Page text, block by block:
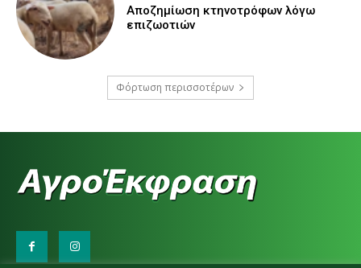
Αποζημίωση κτηνοτρόφων λόγω
επιζωοτιών
Φόρτωση περισσοτέρων